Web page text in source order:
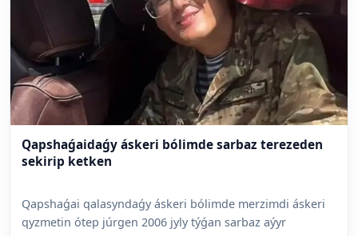
Qapshaǵaidaǵy áskeri bólimde sarbaz terezeden
sekirip ketken
Qapshaǵai qalasyndaǵy áskeri bólimde merzimdi áskeri
qyzmetin ótep júrgen 2006 jyly týǵan sarbaz aýyr